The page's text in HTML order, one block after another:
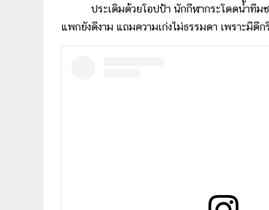
ประเดิมด้วยโอปป้า นักกีฬากระโดดน้ำทีมชา
แพกยังดีงาม แถมความเก่งไม่ธรรมดา เพราะมีดี